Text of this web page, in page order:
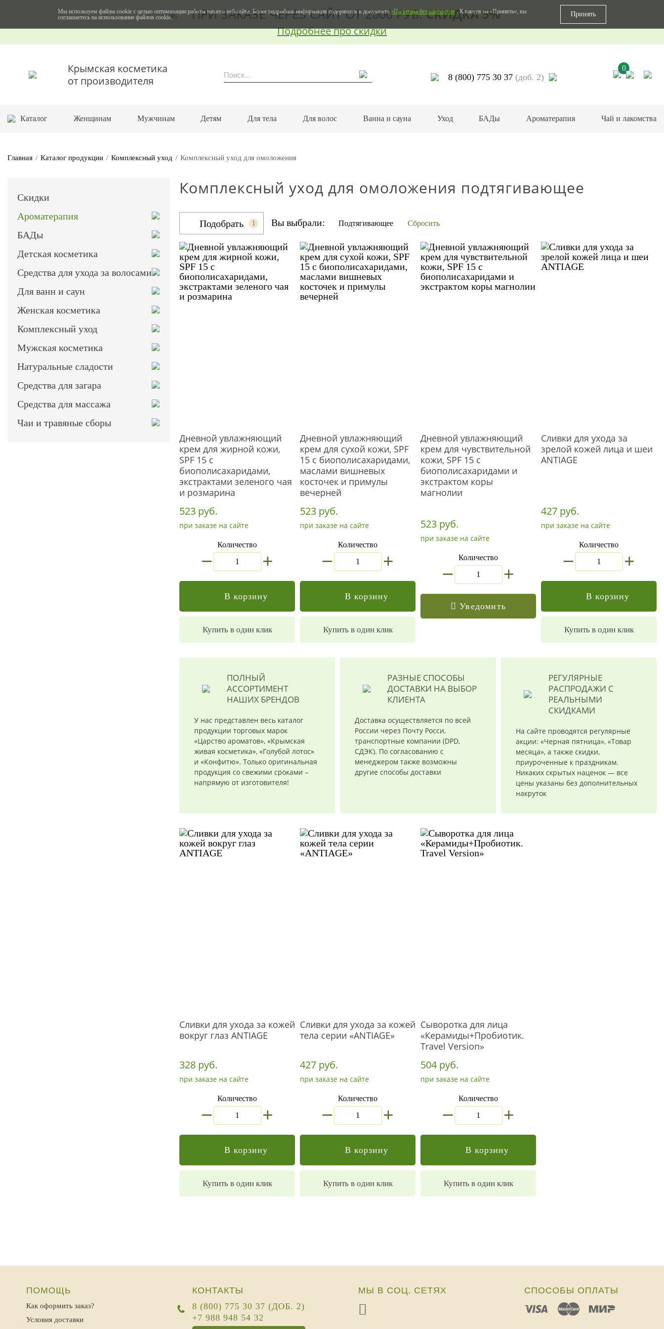
ПРИ ЗАКАЗЕ ЧЕРЕЗ САЙТ ОТ 2000 РУБ.СКИДКА 5%
Подробнее про скидки
Крымская косметика
от производителя
8 (800) 775 30 37 (доб. 2)
0
Каталог Женщинам Мужчинам Детям Для тела Для волос Ванна и сауна Уход БАДы Ароматерапия Чай и лакомства
Главная Каталог продукции Комплексный уход Комплексный уход для омоложения
Скидки
Ароматерапия
БАДы
Детская косметика
Средства для ухода за волосами
Для ванн и саун
Женская косметика
Комплексный уход
Мужская косметика
Натуральные сладости
Средства для загара
Средства для массажа
Чаи и травяные сборы
Комплексный уход для омоложения подтягивающее
Подобрать 1 Вы выбрали: Подтягивающее Сбросить
Дневной увлажняющий
крем для жирной кожи,
SPF 15 с
биополисахаридами,
экстрактами зеленого чая
и розмарина
523 руб.
при заказе на сайте
Количество
+
В корзину
Купить в один клик
Дневной увлажняющий
крем для сухой кожи, SPF
15 с биополисахаридами,
маслами вишневых
косточек и примулы
вечерней
523 руб.
при заказе на сайте
Количество
+
В корзину
Купить в один клик
Дневной увлажняющий
крем для чувствительной
кожи, SPF 15 с
биополисахаридами и
экстрактом коры
магнолии
523 руб.
при заказе на сайте
Количество
+
Уведомить
Сливки для ухода за
зрелой кожей лица и шеи
ANTIAGE
427 руб.
при заказе на сайте
Количество
+
В корзину
Купить в один клик
ПОЛНЫЙ
АССОРТИМЕНТ
НАШИХ БРЕНДОВ
У нас представлен весь каталог
продукции торговых марок
«Царство ароматов», «Крымская
живая косметика», «Голубой лотос»
и «Конфитю». Только оригинальная
продукция со свежими сроками –
напрямую от изготовителя!
РАЗНЫЕ СПОСОБЫ
ДОСТАВКИ НА ВЫБОР
КЛИЕНТА
Доставка осуществляется по всей
России через Почту Росси,
транспортные компании (DPD,
СДЭК). По согласованию с
менеджером также возможны
другие способы доставки
РЕГУЛЯРНЫЕ
РАСПРОДАЖИ С
РЕАЛЬНЫМИ
СКИДКАМИ
На сайте проводятся регулярные
акции: «Черная пятница», «Товар
месяца», а также скидки,
приуроченные к праздникам.
Никаких скрытых наценок — все
цены указаны без дополнительных
накруток
Сливки для ухода за кожей
вокруг глаз ANTIAGE
328 руб.
при заказе на сайте
Количество
+
В корзину
Купить в один клик
Сливки для ухода за кожей
тела серии «ANTIAGE»
427 руб.
при заказе на сайте
Количество
+
В корзину
Купить в один клик
Сыворотка для лица
«Керамиды+Пробиотик.
Travel Version»
504 руб.
при заказе на сайте
Количество
+
В корзину
Купить в один клик
ПОМОЩЬ
Как оформить заказ?
Условия доставки
КОНТАКТЫ
8 (800) 775 30 37 (ДОБ. 2)
+7 988 948 54 32
МЫ В СОЦ. СЕТЯХ СПОСОБЫ ОПЛАТЫ
Мы используем файлы cookie с целью оптимизации работы нашего веб-сайта. Более подробная информация содержится в документе«Политика безопасности». Кликнув на «Принять», вы
соглашаетесь на использование файлов cookie.
Принять